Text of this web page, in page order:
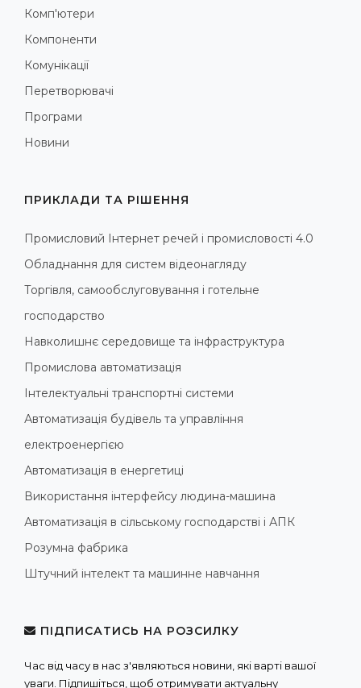
Комп'ютери
Компоненти
Комунікації
Перетворювачі
Програми
Новини
ПРИКЛАДИ ТА РІШЕННЯ
Промисловий Інтернет речей і промисловості 4.0
Обладнання для систем відеонагляду
Торгівля, самообслуговування і готельне
господарство
Навколишнє середовище та інфраструктура
Промислова автоматизація
Інтелектуальні транспортні системи
Автоматизація будівель та управління
електроенергією
Автоматизація в енергетиці
Використання інтерфейсу людина-машина
Автоматизація в сільському господарстві і АПК
Розумна фабрика
Штучний інтелект та машинне навчання
ПІДПИСАТИСЬ НА РОЗСИЛКУ
Час від часу в нас з'являються новини, які варті вашої
уваги. Підпишіться, щоб отримувати актуальну